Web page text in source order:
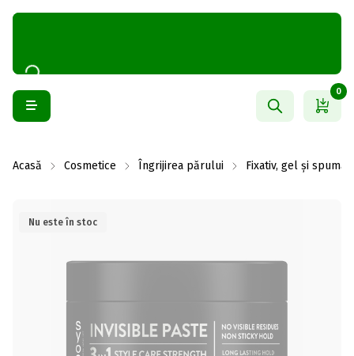
0
Acasă Cosmetice Îngrijirea părului Fixativ, gel și spumă
Nu este în stoc